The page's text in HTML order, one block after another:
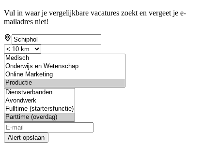
Vul in waar je vergelijkbare vacatures zoekt en vergeet je e-
mailadres niet!
Alert opslaan